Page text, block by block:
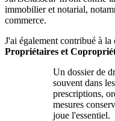
immobilier et notarial,
commerce.
J'ai également contribué à la
Propriétaires et
Un dossier de
souvent dans
prescriptions,
mesures
joue l'essentiel.